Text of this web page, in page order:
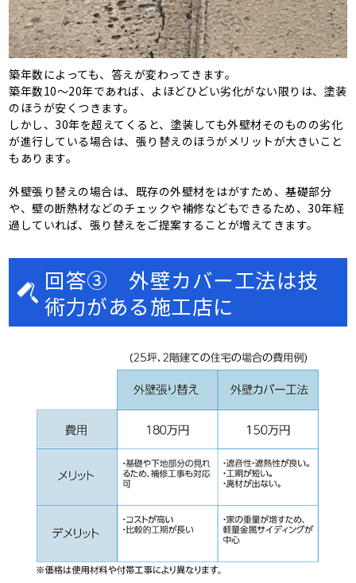
築年数によっても、答えが変わってきます。
築年数10～20年であれば、よほどひどい劣化がない限りは、塗装
のほうが安くつきます。
しかし、30年を超えてくると、塗装しても外壁材そのものの劣化
が進行している場合は、張り替えのほうがメリットが大きいこと
もあります。
外壁張り替えの場合は、既存の外壁材をはがすため、基礎部分
や、壁の断熱材などのチェックや補修などもできるため、30年経
過していれば、張り替えをご提案することが増えてきます。
回答③ 外壁カバー工法は技
術力がある施工店に